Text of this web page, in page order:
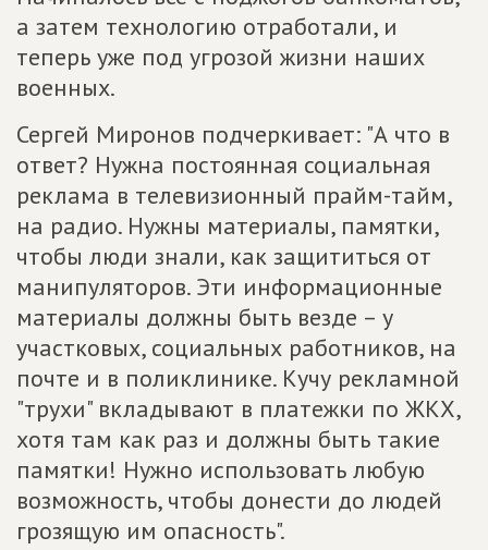
а затем технологию отработали, и
теперь уже под угрозой жизни наших
военных.
Сергей Миронов подчеркивает: "А что в
ответ? Нужна постоянная социальная
реклама в телевизионный прайм-тайм,
на радио. Нужны материалы, памятки,
чтобы люди знали, как защититься от
манипуляторов. Эти информационные
материалы должны быть везде – у
участковых, социальных работников, на
почте и в поликлинике. Кучу рекламной
"трухи" вкладывают в платежки по ЖКХ,
хотя там как раз и должны быть такие
памятки! Нужно использовать любую
возможность, чтобы донести до людей
грозящую им опасность".